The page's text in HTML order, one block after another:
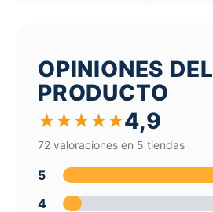
OPINIONES DEL
PRODUCTO
★★★★★4,9
72 valoraciones en 5 tiendas
5
4